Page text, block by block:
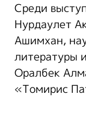
Среди
Нурдаулет
Ашимхан,
литературы
Оралбек
«Томирис